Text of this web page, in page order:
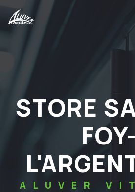
STORE SAINTE-
FOY-
ALUVER
Panneau de gestion des cookies